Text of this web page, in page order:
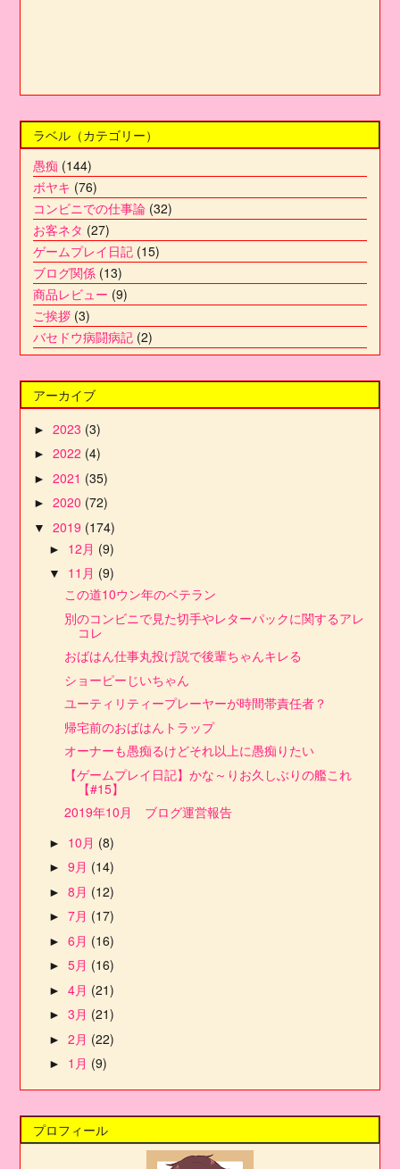
ラベル（カテゴリー）
愚痴 (144)
ボヤキ (76)
コンビニでの仕事論 (32)
お客ネタ (27)
ゲームプレイ日記 (15)
ブログ関係 (13)
商品レビュー (9)
ご挨拶 (3)
バセドウ病闘病記 (2)
アーカイブ
►2023 (3)
►2022 (4)
►2021 (35)
►2020 (72)
▼2019 (174)
► 12月 (9)
▼ 11月 (9)
この道10ウン年のベテラン
別のコンビニで見た切手やレターパックに関するアレ
コレ
おばはん仕事丸投げ説で後輩ちゃんキレる
ショーピーじいちゃん
ユーティリティープレーヤーが時間帯責任者？
帰宅前のおばはんトラップ
オーナーも愚痴るけどそれ以上に愚痴りたい
【ゲームプレイ日記】かな～りお久しぶりの艦これ
【#15】
2019年10月 ブログ運営報告
► 10月 (8)
►9月 (14)
►8月 (12)
►7月 (17)
►6月 (16)
►5月 (16)
►4月 (21)
►3月 (21)
►2月 (22)
► 1月 (9)
プロフィール